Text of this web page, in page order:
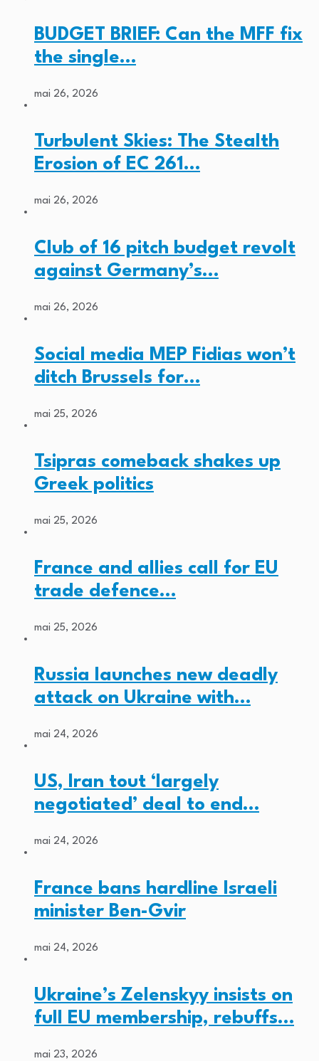
BUDGET BRIEF: Can the MFF fix
the single…
mai 26, 2026
Turbulent Skies: The Stealth
Erosion of EC 261…
mai 26, 2026
Club of 16 pitch budget revolt
against Germany’s…
mai 26, 2026
Social media MEP Fidias won’t
ditch Brussels for…
mai 25, 2026
Tsipras comeback shakes up
Greek politics
mai 25, 2026
France and allies call for EU
trade defence…
mai 25, 2026
Russia launches new deadly
attack on Ukraine with…
mai 24, 2026
US, Iran tout ‘largely
negotiated’ deal to end…
mai 24, 2026
France bans hardline Israeli
minister Ben-Gvir
mai 24, 2026
Ukraine’s Zelenskyy insists on
full EU membership, rebuffs…
mai 23, 2026